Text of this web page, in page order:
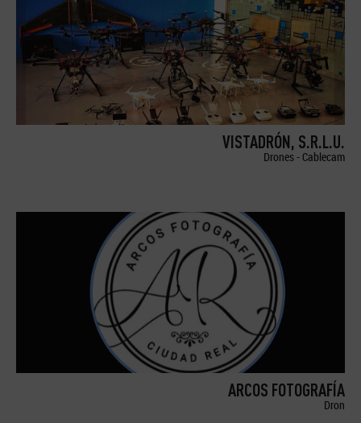
VISTADRÓN, S.R.L.U.
Drones - Cablecam
ARCOS FOTOGRAFÍA
Dron